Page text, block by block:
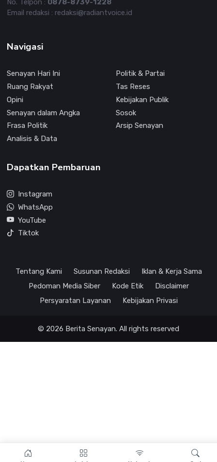
No. Telpon : 0878-8739-1228
Email redaksi : redaksi@radiantvoice.id
Navigasi
Senayan Hari Ini
Politik & Partai
Ruang Rakyat
Tas Reses
Opini
Kebijakan Publik
Senayan dalam Angka
Sosok
Frasa Politik
Arsip Senayan
Analisis & Data
Dapatkan Pembaruan
Instagram
WhatsApp
YouTube
Tiktok
Tentang Kami Susunan Redaksi
Iklan & Kerja Sama
Pedoman Media Siber
Kode Etik
Disclaimer
Persyaratan Layanan
Kebijakan Privasi
© 2026 Berita Senayan. All rights reserved